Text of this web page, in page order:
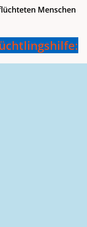
Menschen